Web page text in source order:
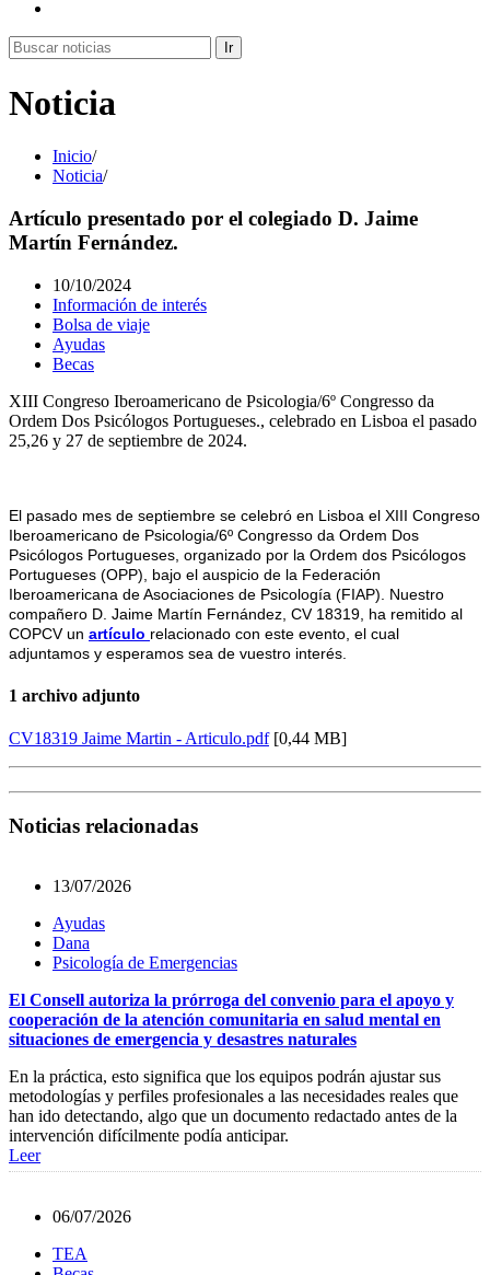
Ir
Noticia
Inicio/
Noticia/
Artículo presentado por el colegiado D. Jaime
Martín Fernández.
10/10/2024
Información de interés
Bolsa de viaje
Ayudas
Becas
XIII Congreso Iberoamericano de Psicologia/6º Congresso da
Ordem Dos Psicólogos Portugueses., celebrado en Lisboa el pasado
25,26 y 27 de septiembre de 2024.
El pasado mes de septiembre se celebró en Lisboa el XIII Congreso
Iberoamericano de Psicologia/6º Congresso da Ordem Dos
Psicólogos Portugueses, organizado por la Ordem dos Psicólogos
Portugueses (OPP), bajo el auspicio de la Federación
Iberoamericana de Asociaciones de Psicología (FIAP). Nuestro
compañero D. Jaime Martín Fernández, CV 18319, ha remitido al
COPCV un artículo relacionado con este evento, el cual
adjuntamos y esperamos sea de vuestro interés.
1 archivo adjunto
CV18319 Jaime Martin - Articulo.pdf[0,44 MB]
Noticias relacionadas
13/07/2026
Ayudas
Dana
Psicología de Emergencias
El Consell autoriza la prórroga del convenio para el apoyo y
cooperación de la atención comunitaria en salud mental en
situaciones de emergencia y desastres naturales
En la práctica, esto significa que los equipos podrán ajustar sus
metodologías y perfiles profesionales a las necesidades reales que
han ido detectando, algo que un documento redactado antes de la
intervención difícilmente podía anticipar.
Leer
06/07/2026
TEA